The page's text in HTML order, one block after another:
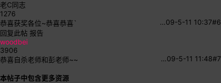
老C同志
1276
#6
09-5-11 10:37
…
恭喜获奖各位~恭喜恭喜`
回复此帖 报告
woodbei
3906
#7
09-5-11 11:48
…
恭喜自杀老师和彭老师~~
本帖子中包含更多资源